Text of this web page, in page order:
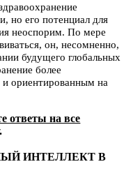
но его потенциал для
неоспорим. По мере
он, несомненно,
будущего глобальных
более
и ориентированным на
ответы на все
.
ИНТЕЛЛЕКТ В